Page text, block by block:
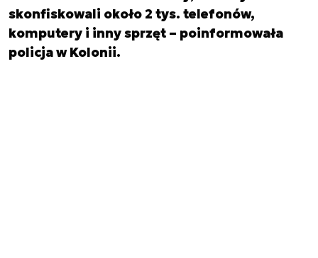
skonfiskowali około 2 tys. telefonów,
komputery i inny sprzęt – poinformowała
policja w Kolonii.